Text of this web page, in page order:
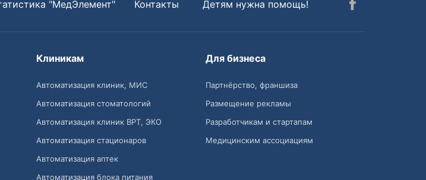
"МедЭлемент" Контакты Детям нужна помощь!
Клиникам
Автоматизация клиник, МИС
Автоматизация стоматологий
Автоматизация клиник ВРТ, ЭКО
Автоматизация стационаров
Автоматизация аптек
Автоматизация блока питания
Для бизнеса
Партнёрство, франшиза
Размещение рекламы
Разработчикам и стартапам
Медицинским ассоциациям